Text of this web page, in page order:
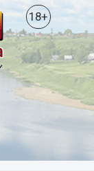
18+